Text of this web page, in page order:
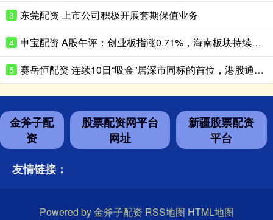
3 东莞配资 上市公司积极开展套期保值业务
4 申宝配资 A股午评：创业板指涨0.71%，海南板块持续走高
5 赛岳恒配资 连续10日“吸金”居深市同标的首位，港股通央企红利ETF天弘（159281）盘中再获净申购600万份，机构：红利资产配置价值凸显
金斧子配
资
股票配资网平台
网址
新疆股票配资
平台
友情链接：
Powered by金斧子配资 RSS地图 HTML地图